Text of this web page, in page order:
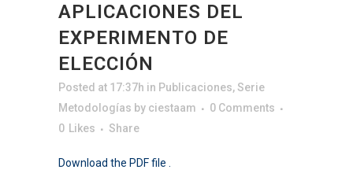
APLICACIONES DEL
EXPERIMENTO DE
ELECCIÓN
Posted at 17:37h in Publicaciones,Serie
Metodologías by ciestaam
0 Comments
0 Likes Share
Download the PDF file .